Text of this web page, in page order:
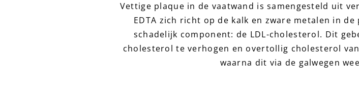
Vettige plaque in de vaatwand is samengesteld uit
EDTA zich richt op de kalk en zware metalen in
schadelijk component: de LDL-cholesterol. Dit
cholesterol te verhogen en overtollig cholesterol
waarna dit via de galwegen